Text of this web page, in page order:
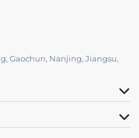
Gaochun, Nanjing, Jiangsu,